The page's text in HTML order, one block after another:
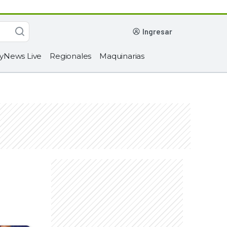
ingresar
Live Regionales Maquinarias